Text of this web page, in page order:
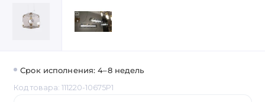
Срок исполнения: 4–8 недель
Код товара: 111220-10675P1